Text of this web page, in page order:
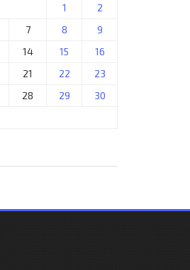
1
2
7 8
9
14 15
16
21 22
23
28 29
30